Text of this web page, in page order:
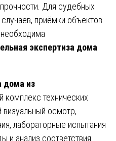
Для судебных
приёмки объектов
экспертиза дома
дома из
комплекс технических
осмотр,
лабораторные испытания
и анализ соответствия